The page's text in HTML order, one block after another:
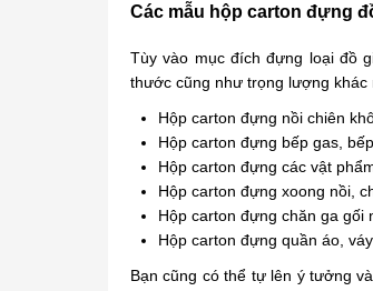
Các mẫu hộp carton đựng
Tùy vào mục đích đựng loại đồ
thước cũng như trọng lượng khác
Hộp carton đựng nồi chiên
Hộp carton đựng bếp gas,
Hộp carton đựng các vật
Hộp carton đựng xoong nồi,
Hộp carton đựng chăn ga gối
Hộp carton đựng quần áo,
Bạn cũng có thể tự lên ý tưởng